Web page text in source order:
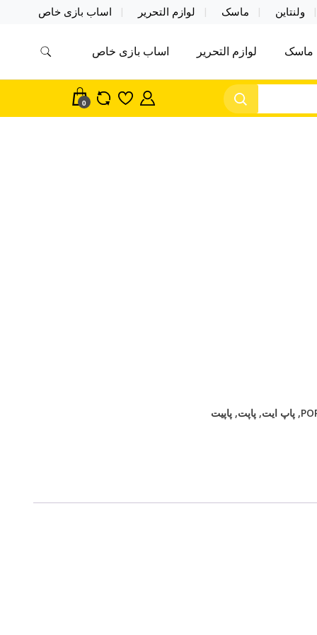
ولنتاین ماسک لوازم التحریر اساب بازی خاص
اکسسوری ماسک در واردات مستقیم
ماسک لوازم التحریر اساب بازی خاص
0
, پاپ ایت, پاپت, پاپیت